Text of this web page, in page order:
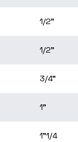
1/2"
1/2"
3/4"
1"
1"1/4